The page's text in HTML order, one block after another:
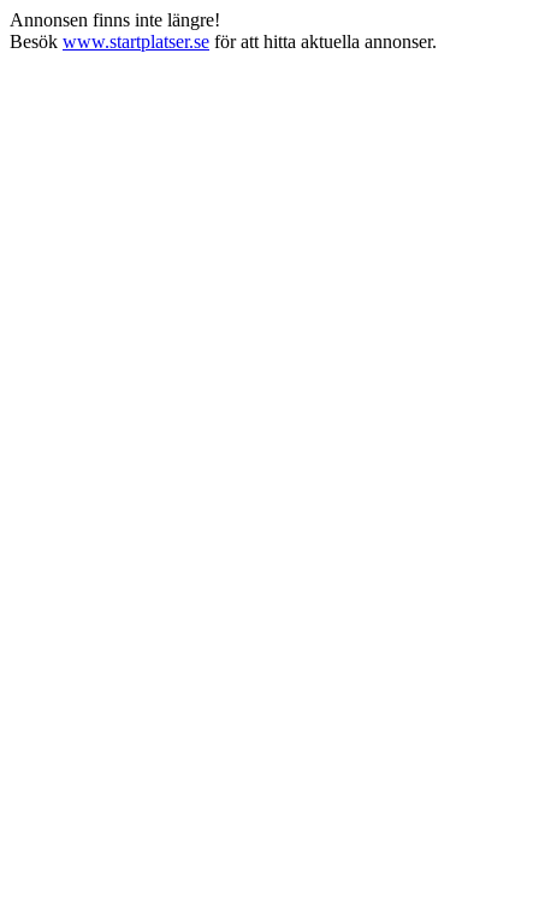
Annonsen finns inte längre!
Besök www.startplatser.se för att hitta aktuella annonser.